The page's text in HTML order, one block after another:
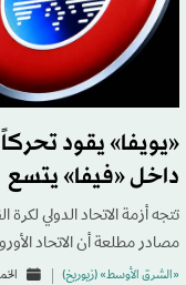
«يويفا» يقود
داخل «فيفا» يتسع
تتجه أزمة الاتحاد الدولي
مصادر مطلعة أن الاتحاد
«الشرق الأوسط» (زيوريخ) الخميس